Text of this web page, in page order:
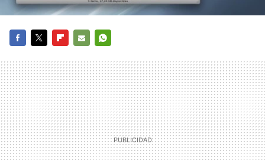
MAIL